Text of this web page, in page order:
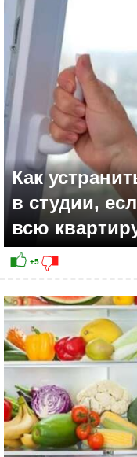
Как
в студии,
всю